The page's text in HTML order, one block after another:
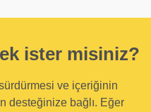
ister misiniz?
sürdürmesi ve içeriğinin
desteğinize bağlı. Eğer